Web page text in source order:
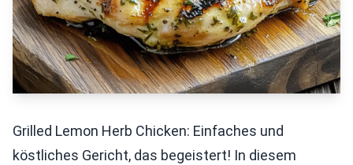
Grilled Lemon Herb Chicken: Einfaches und
köstliches Gericht, das begeistert! In diesem